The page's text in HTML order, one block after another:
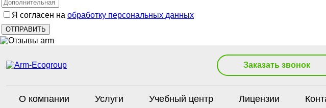
Я согласен на обработку персональных данных
Заказать звонок
О компании Услуги Учебный центр Лицензии